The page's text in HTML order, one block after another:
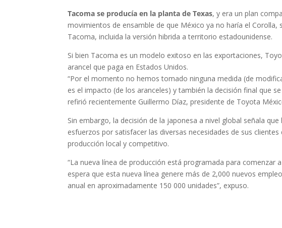
Tacoma se producía en la planta de Texas, y era un plan
movimientos de ensamble de que México ya no haría el
Tacoma, incluida la versión hibrida a territorio estadounidense.
Si bien Tacoma es un modelo exitoso en las exportaciones,
arancel que paga en Estados Unidos.
“Por el momento no hemos tomado ninguna medida (de
es el impacto (de los aranceles) y también la decisión final que
refirió recientemente Guillermo Díaz, presidente de Toyota
Sin embargo, la decisión de la japonesa a nivel global señala
esfuerzos por satisfacer las diversas necesidades de sus
producción local y competitivo.
“La nueva línea de producción está programada para comenzar
espera que esta nueva línea genere más de 2,000 nuevos
anual en aproximadamente 150 000 unidades”, expuso.